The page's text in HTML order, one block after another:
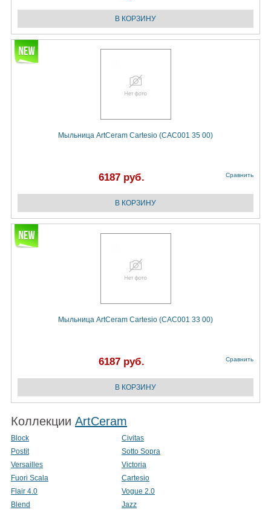
Мыльница ArtCeram Cartesio (CAC001 35 00)
6187 руб. Сравнить
Мыльница ArtCeram Cartesio (CAC001 33 00)
6187 руб. Сравнить
Коллекции ArtCeram
Block
Civitas
Postit
Sotto Sopra
Versailles
Victoria
Fuori Scala
Cartesio
Flair 4.0
Vogue 2.0
Blend
Jazz